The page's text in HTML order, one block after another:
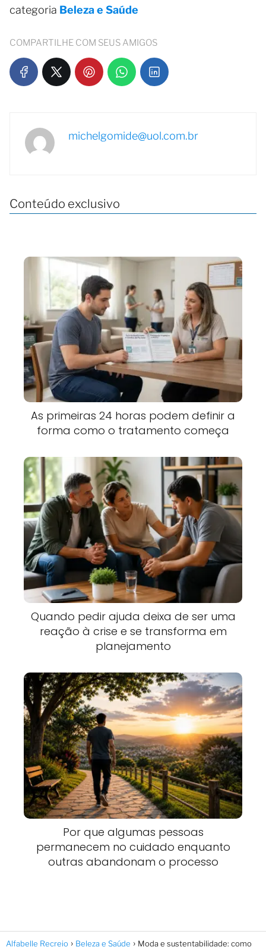
categoria Beleza e Saúde
COMPARTILHE COM SEUS AMIGOS
michelgomide@uol.com.br
Conteúdo exclusivo
As primeiras 24 horas podem definir a
forma como o tratamento começa
Quando pedir ajuda deixa de ser uma
reação à crise e se transforma em
planejamento
Por que algumas pessoas
permanecem no cuidado enquanto
outras abandonam o processo
Alfabelle Recreio Beleza e Saúde Moda e sustentabilidade: como